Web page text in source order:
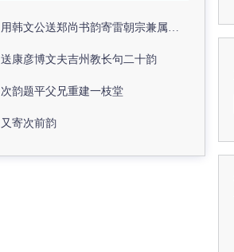
用韩文公送郑尚书韵寄雷朝宗兼属欧阳全真
送康彦博文夫吉州教长句二十韵
次韵题平父兄重建一枝堂
又寄次前韵